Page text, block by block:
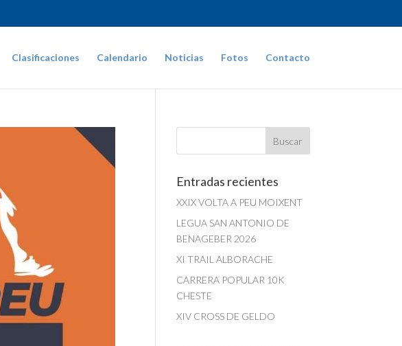
Clasificaciones Calendario Noticias Fotos Contacto
Entradas recientes
XXIX VOLTA A PEU MOIXENT
LEGUA SAN ANTONIO DE
BENAGEBER 2026
XI TRAIL ALBORACHE
CARRERA POPULAR 10K
CHESTE
XIV CROSS DE GELDO